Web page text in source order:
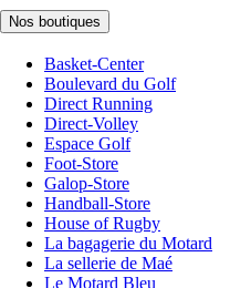
Nos boutiques
Basket-Center
Boulevard du Golf
Direct Running
Direct-Volley
Espace Golf
Foot-Store
Galop-Store
Handball-Store
House of Rugby
La bagagerie du Motard
La sellerie de Maé
Le Motard Bleu